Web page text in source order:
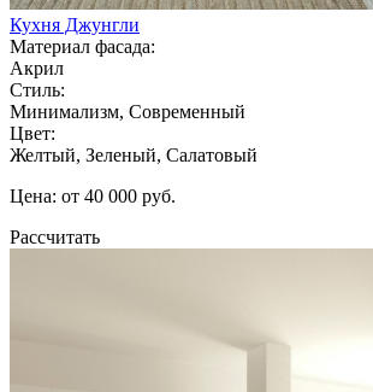
Кухня Джунгли
Материал фасада:
Акрил
Стиль:
Минимализм, Современный
Цвет:
Желтый, Зеленый, Салатовый
Цена: от 40 000 руб.
Рассчитать